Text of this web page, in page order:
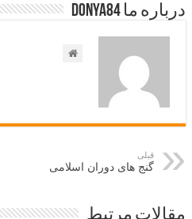
درباره ما Donya84
قبلی
گنج های دوران اسلامی